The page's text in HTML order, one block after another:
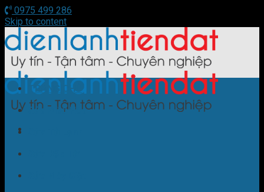
0975 499 286
Skip to content
TRANG CHỦ
Sửa Điều Hòa